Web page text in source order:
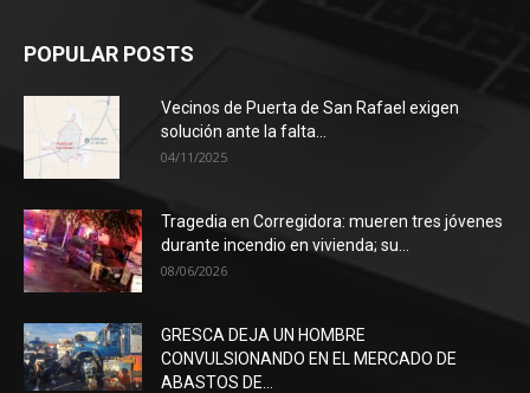
POPULAR POSTS
Vecinos de Puerta de San Rafael exigen
solución ante la falta...
04/11/2025
Tragedia en Corregidora: mueren tres jóvenes
durante incendio en vivienda; su...
08/06/2026
GRESCA DEJA UN HOMBRE
CONVULSIONANDO EN EL MERCADO DE
ABASTOS DE...